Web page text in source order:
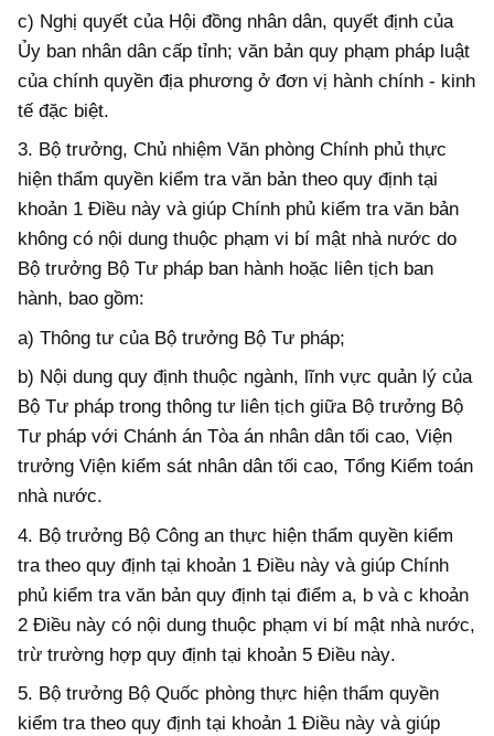
c) Nghị quyết của Hội đồng nhân dân, quyết định của
Ủy ban nhân dân cấp tỉnh; văn bản quy phạm pháp luật
của chính quyền địa phương ở đơn vị hành chính - kinh
tế đặc biệt.
3. Bộ trưởng, Chủ nhiệm Văn phòng Chính phủ thực
hiện thẩm quyền kiểm travăn bản theo quy định tại
khoản 1 Điều này và giúp Chính phủ kiểm tra văn bản
không có nội dung thuộc phạm vi bí mật nhà nước do
Bộ trưởng Bộ Tư pháp ban hành hoặc liên tịch ban
hành, bao gồm:
a) Thông tư của Bộ trưởng Bộ Tư pháp;
b) Nội dung quy định thuộc ngành, lĩnh vực quản lý của
Bộ Tư pháp trong thông tư liên tịch giữa Bộ trưởng Bộ
Tư pháp với Chánh án Tòa án nhân dân tối cao, Viện
trưởng Viện kiểm sát nhân dân tối cao, Tổng Kiểm toán
nhà nước.
4. Bộ trưởng Bộ Công an thực hiện thẩm quyền kiểm
tra theo quy định tại khoản 1 Điều này vàgiúp Chính
phủ kiểm tra văn bản quy định tại điểm a, b và c khoản
2 Điều này có nội dung thuộc phạm vi bí mật nhà nước,
trừ trường hợp quy định tại khoản 5 Điều này.
5. Bộ trưởng Bộ Quốc phòng thực hiện thẩm quyền
kiểm tra theo quy định tại khoản 1 Điều này vàgiúp